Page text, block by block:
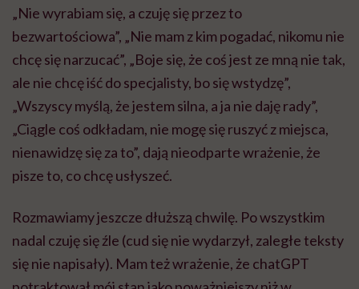
„Nie wyrabiam się, a czuję się przez to
bezwartościowa”, „Nie mam z kim pogadać, nikomu nie
chcę się narzucać”, „Boje się, że coś jest ze mną nie tak,
ale nie chcę iść do specjalisty, bo się wstydzę”,
„Wszyscy myślą, że jestem silna, a ja nie daję rady”,
„Ciągle coś odkładam, nie mogę się ruszyć z miejsca,
nienawidzę się za to”, dają nieodparte wrażenie, że
pisze to, co chcę usłyszeć.
Rozmawiamy jeszcze dłuższą chwilę. Po wszystkim
nadal czuję się źle (cud się nie wydarzył, zaległe teksty
się nie napisały). Mam też wrażenie, że chatGPT